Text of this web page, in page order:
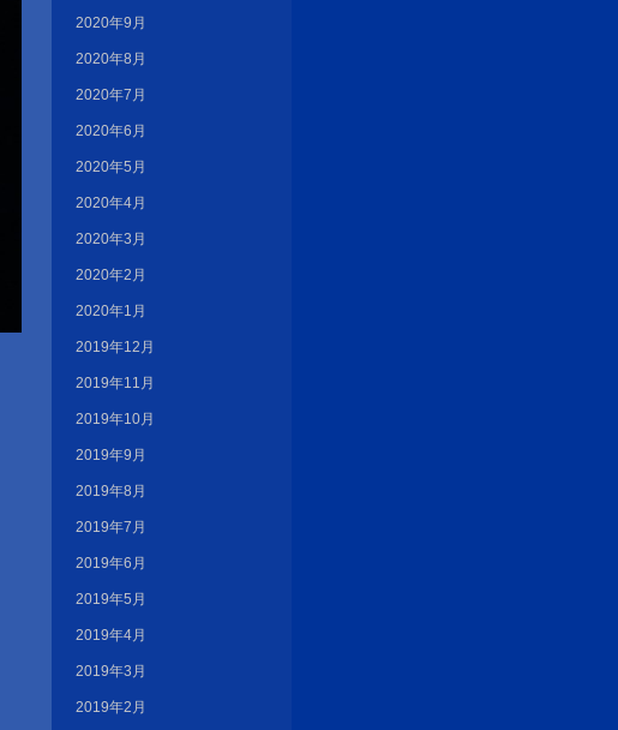
2020年9月
2020年8月
2020年7月
2020年6月
2020年5月
2020年4月
2020年3月
2020年2月
2020年1月
2019年12月
2019年11月
2019年10月
2019年9月
2019年8月
2019年7月
2019年6月
2019年5月
2019年4月
2019年3月
2019年2月